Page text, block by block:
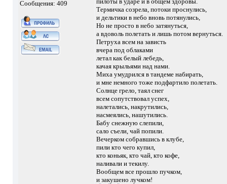
Сообщения: 409
Термичка созрела, потоки проснулись,
и дельтики в небо вновь потянулись,
Но не просто в небо затянуться,
а вдоволь полетать и лишь потом вернуться.
Петруха всем на зависть
вчера под облаками
летал как белый лебедь,
качая крыльями над нами.
Миха умудрился в тандеме набирать,
и мне немного тоже подфартило полетать.
Солнце грело, таял снег
всем сопутствовал успех,
налетались, накрутились,
насмеялись, нашутились.
Бабу снежную слепили,
сало съели, чай попили.
Вечерком собравшись в клубе,
пили кто чего купил,
кто коньяк, кто чай, кто кофе,
наливали и текилу.
Вообщем все прошло пучком,
и закушено лучком!